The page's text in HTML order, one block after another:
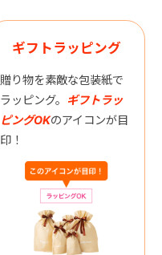
ギフトラッピング
贈り物を素敵な包装紙で
ラッピング。 ギフトラッ
ピングOKのアイコンが目
印！